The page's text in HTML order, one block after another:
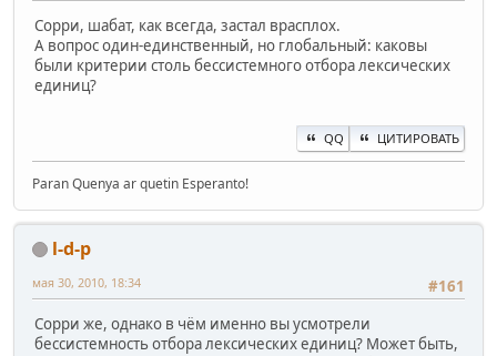
Сорри, шабат, как всегда, застал врасплох.
А вопрос один-единственный, но глобальный: каковы
были критерии столь бессистемного отбора лексических
единиц?
QQ ЦИТИРОВАТЬ
Paran Quenya ar quetin Esperanto!
l-d-p
#161
мая 30, 2010, 18:34
Сорри же, однако в чём именно вы усмотрели
бессистемность отбора лексических единиц? Может быть,